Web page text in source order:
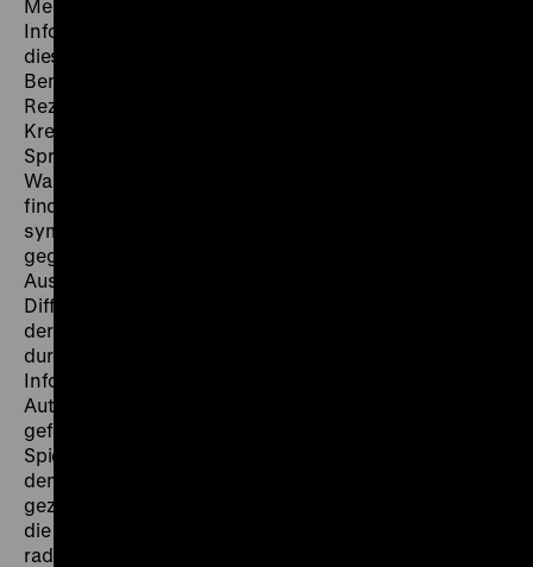
Meichsner und Hädrich, bezweifelten aber den
Informationswert für Außenstehende oder fürchteten,
diese könnten gegen Studenten aufgewiegelt werden.
Bemerkenswerterweise wurde diese Sorge sogar vom
Rezensenten der
Kreisen (nicht ohne Grund) heftig angefeindeten Axel-
Springer-Verlags, geteilt: „Meichsner und Hädrich, um
Wahrheit bemüht, konnten nur einen Teil der Wahrheit
finden. Den Konflikt zu verengen, indem man
sympathische Professoren (mit wenigen Ausnahmen)
gegen unsympathische Studenten (mit wenigen
Ausnahmen) stellt, ist ein Mangel an Differentiation.
Differenzierung aber tut gerade in einem Bereich not,
der – wie auch dieses Fernsehspiel – mit Emotionen
durchsetzt ist, der heizt und reizt, aber unter
Informationslücken leidet wie kaum ein anderer. Die
Autoren haben, gerade und vor allem durch die
gefährlich undeutliche Trennung von Dokument und
Spiel, durch die riskante Überlappung beider Bereiche,
dem Bürger ein Bild der deutschen Studentenschaft
gezeichnet, das in dieser Verallgemeinerung nicht für
die Studentenschaft insgesamt zutreffen kann. Die
radikale Spitze der Studentenbewegung, die in diesem